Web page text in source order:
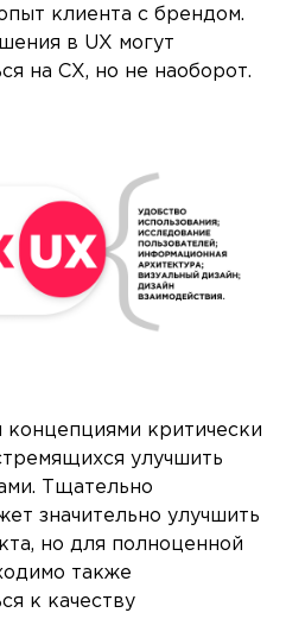
клиента с брендом.
в UX могут
на CX, но не наоборот.
концепциями критически
улучшить
Тщательно
значительно улучшить
но для полноценной
также
к качеству